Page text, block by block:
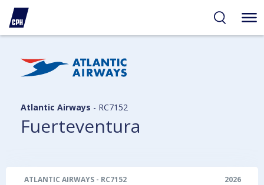
Atlantic Airways - RC7152
Fuerteventura
ATLANTIC AIRWAYS - RC7152 2026